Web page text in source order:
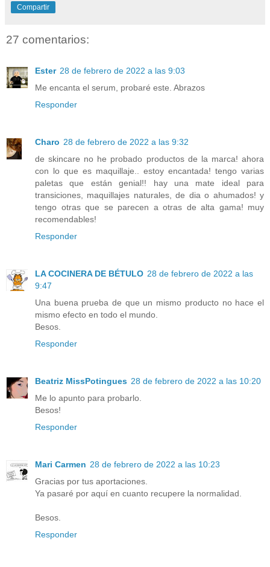
Compartir
27 comentarios:
Ester 28 de febrero de 2022 a las 9:03
Me encanta el serum, probaré este. Abrazos
Responder
Charo 28 de febrero de 2022 a las 9:32
de skincare no he probado productos de la marca! ahora
con lo que es maquillaje.. estoy encantada! tengo varias
paletas que están genial!! hay una mate ideal para
transiciones, maquillajes naturales, de dia o ahumados! y
tengo otras que se parecen a otras de alta gama! muy
recomendables!
Responder
LA COCINERA DE BÉTULO 28 de febrero de 2022 a las
9:47
Una buena prueba de que un mismo producto no hace el
mismo efecto en todo el mundo.
Besos.
Responder
Beatriz MissPotingues 28 de febrero de 2022 a las 10:20
Me lo apunto para probarlo.
Besos!
Responder
Mari Carmen 28 de febrero de 2022 a las 10:23
Gracias por tus aportaciones.
Ya pasaré por aquí en cuanto recupere la normalidad.
Besos.
Responder